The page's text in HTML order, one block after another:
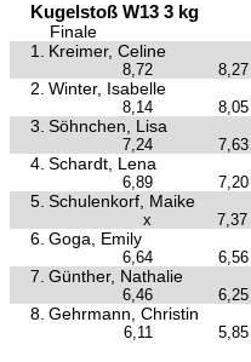
Kugelstoß W13 3 kg
Finale
1.
Kreimer, Celine
8,72 8,27
2. Winter, Isabelle
8,14 8,05
3. Söhnchen, Lisa
7,24 7,63
4. Schardt, Lena
6,89 7,20
5. Schulenkorf, Maike
x 7,37
6. Goga, Emily
6,64 6,56
7. Günther, Nathalie
6,46 6,25
8. Gehrmann, Christin
6,11 5,85